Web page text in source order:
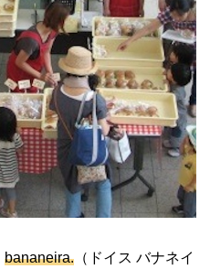
bananeira. （ドイス バナネイ